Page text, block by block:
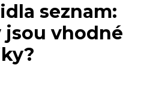
seznam:
jsou vhodné